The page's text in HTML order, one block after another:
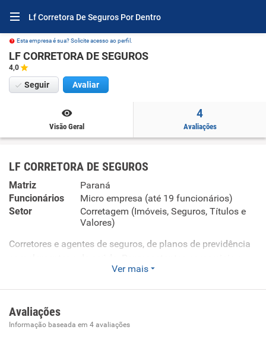
Lf Corretora De Seguros Por Dentro
Esta empresa é sua? Solicite acesso ao perfil.
LF CORRETORA DE SEGUROS
4,0
Seguir Avaliar
Visão Geral
4
Avaliações
LF CORRETORA DE SEGUROS
Matriz
Paraná
Funcionários
Micro empresa (até 19 funcionários)
Setor
Corretagem (Imóveis, Seguros, Títulos e
Valores)
Corretores e agentes de seguros, de planos de previdência
agentes do comércio de mercadorias em geral não
especializado.
Ver mais
Avaliações
Informação baseada em 4 avaliações